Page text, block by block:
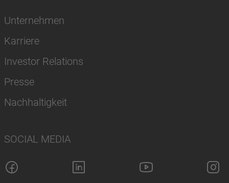
Unternehmen
Karriere
Investor Relations
Presse
Nachhaltigkeit
SOCIAL MEDIA